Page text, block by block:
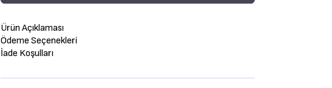
Ürün Açıklaması
Ödeme Seçenekleri
İade Koşulları